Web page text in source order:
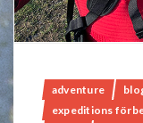
adventure
expeditions